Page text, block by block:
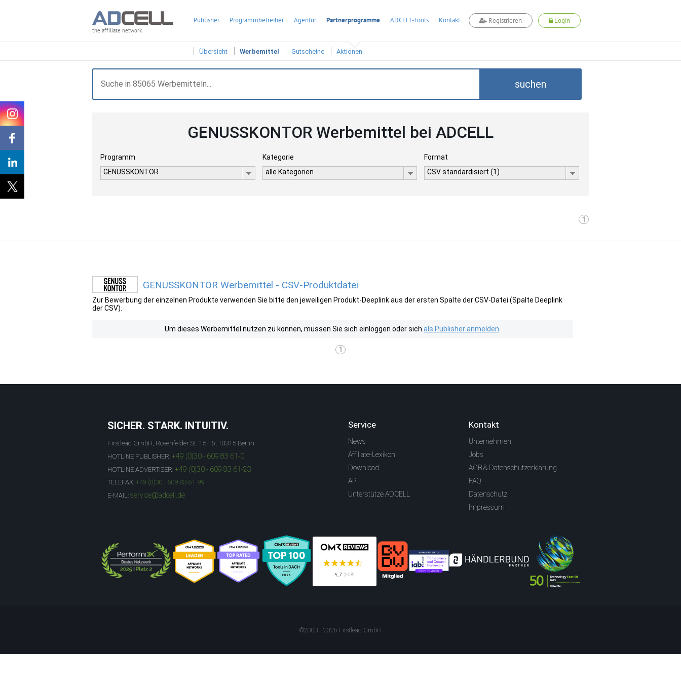
the affiliate network
Publisher Programmbetreiber Agentur Partnerprogramme ADCELL-Tools Kontakt Registrieren Login
Übersicht Werbemittel Gutscheine Aktionen
suchen
GENUSSKONTOR Werbemittel bei ADCELL
Programm
GENUSSKONTOR
Kategorie
alle Kategorien
Format
CSV standardisiert (1)
1
GENUSSKONTOR Werbemittel - CSV-Produktdatei
Zur Bewerbung der einzelnen Produkte verwenden Sie bitte den jeweiligen Produkt-Deeplink aus der ersten Spalte der CSV-Datei (Spalte Deeplink
der CSV).
Um dieses Werbemittel nutzen zu können, müssen Sie sich einloggen oder sich als Publisher anmelden
1
SICHER. STARK. INTUITIV.
Firstlead GmbH, Rosenfelder St. 15-16, 10315 Berlin
HOTLINE PUBLISHER: +49 (0)30 - 609 83 61-0
HOTLINE ADVERTISER: +49 (0)30 - 609 83 61-23
TELEFAX: +49 (0)30 - 609 83 61-99
E-MAIL: service@adcell.de
Service
News
Affiliate-Lexikon
Download
API
Unterstütze ADCELL
Kontakt
Unternehmen
Jobs
AGB & Datenschutzerklärung
FAQ
Datenschutz
Impressum
©2003 - 2026 Firstlead GmbH